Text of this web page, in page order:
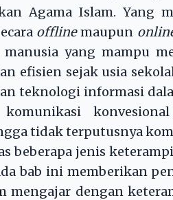
Agama Islam. Yang
offlinemaupun
yang mampu
efisien sejak usia
teknologi informasi
tidak terputusnya
jenis
bab ini memberikan
mengajar dengan